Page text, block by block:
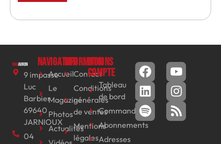
9 impasse
Luc
Barbier
69640
JARNIOUX
04
Navigation
Accueil
Le
Magazine
Photos
Actualités
Informations
Contact
Conditions
générales
de ventes
Mentions
légales
Mon
compte
Tableau
de bord
Commandes
Abonnements
Adresses